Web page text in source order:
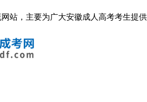
站，主要为广大安徽成人高考考生提